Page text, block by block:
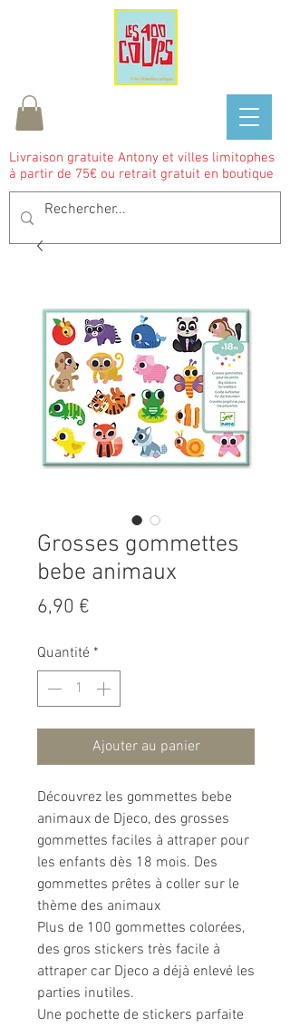
Livraison gratuite Antony et villes limitophes
à partir de 75€ ou retrait gratuit en boutique
Grosses gommettes
bebe animaux
6,90 €
Quantité *
Ajouter au panier
Découvrez les gommettes bebe
animaux de Djeco, des grosses
gommettes faciles à attraper pour
les enfants dès 18 mois. Des
gommettes prêtes à coller sur le
thème des animaux
Plus de 100 gommettes colorées,
des gros stickers très facile à
attraper car Djeco a déjà enlevé les
parties inutiles.
Une pochette de stickers parfaite